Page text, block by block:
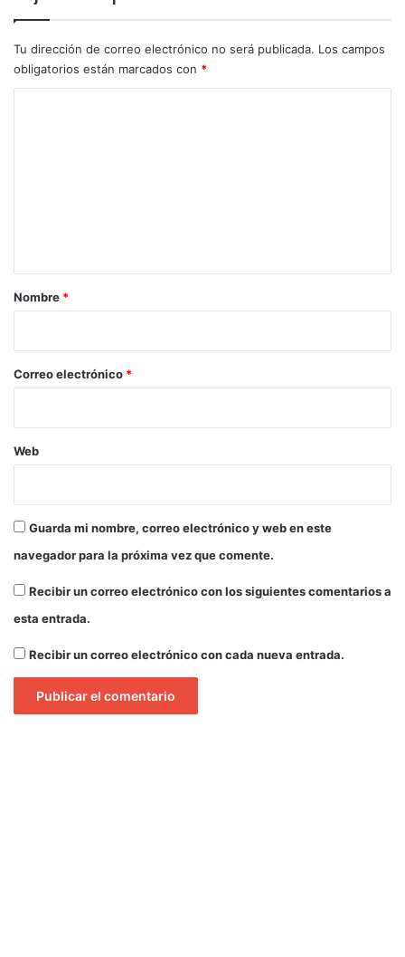
Tu dirección de correo electrónico no será publicada. Los campos
obligatorios están marcados con *
r
*
Nombre *
Correo electrónico *
Web
Guarda mi nombre, correo electrónico y web en este
navegador para la próxima vez que comente.
Recibir un correo electrónico con los siguientes comentarios a
esta entrada.
Recibir un correo electrónico con cada nueva entrada.